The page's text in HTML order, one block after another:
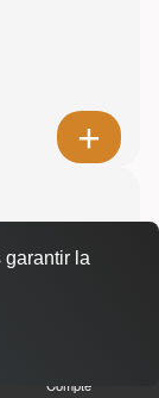
Compte
garantir la